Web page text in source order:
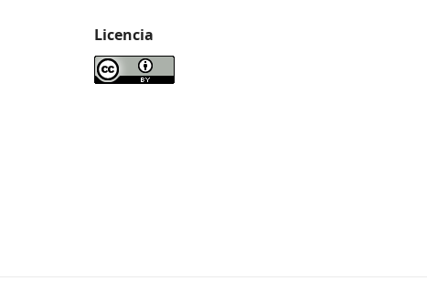
Licencia